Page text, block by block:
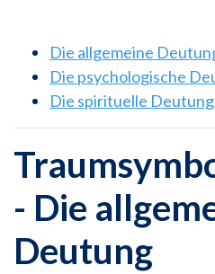
Die allgemeine
Die psychologische
Die spirituelle Deutung
- Die
Deutung